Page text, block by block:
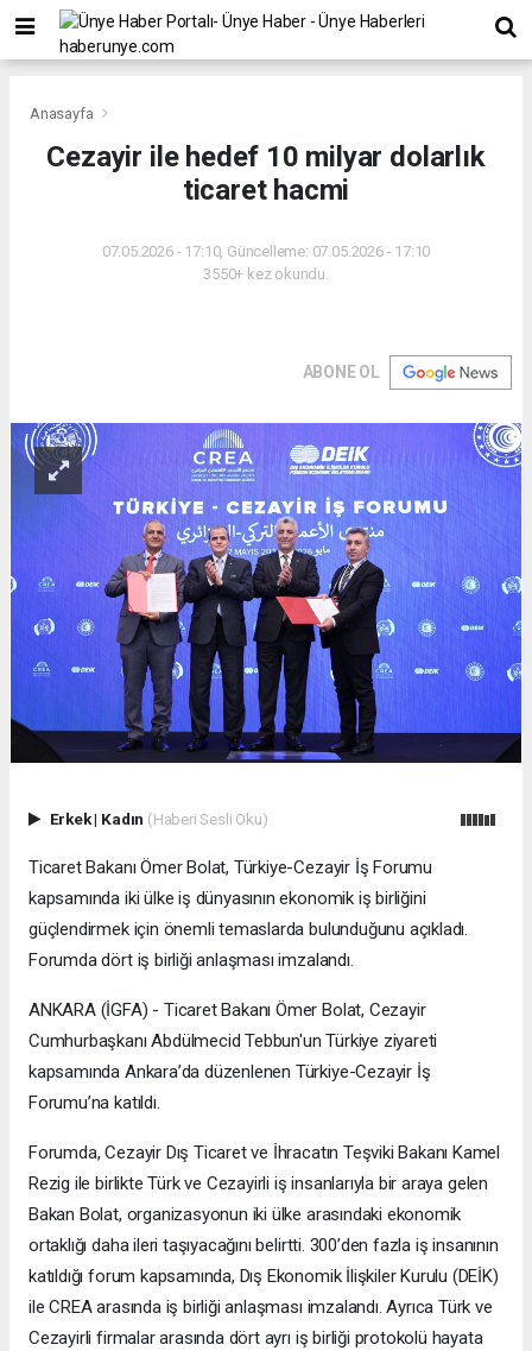
Anasayfa
Cezayir ile hedef 10 milyar dolarlık
ticaret hacmi
07.05.2026 - 17:10, Güncelleme: 07.05.2026 - 17:10
3550+ kez okundu.
ABONE OL
Erkek| Kadın (Haberi Sesli Oku)
Ticaret Bakanı Ömer Bolat, Türkiye-Cezayir İş Forumu
kapsamında iki ülke iş dünyasının ekonomik iş birliğini
güçlendirmek için önemli temaslarda bulunduğunu açıkladı.
Forumda dört iş birliği anlaşması imzalandı.
ANKARA (İGFA) - Ticaret Bakanı Ömer Bolat, Cezayir
Cumhurbaşkanı Abdülmecid Tebbun'un Türkiye ziyareti
kapsamında Ankara’da düzenlenen Türkiye-Cezayir İş
Forumu’na katıldı.
Forumda, Cezayir Dış Ticaret ve İhracatın Teşviki Bakanı Kamel
Rezig ile birlikte Türk ve Cezayirli iş insanlarıyla bir araya gelen
Bakan Bolat, organizasyonun iki ülke arasındaki ekonomik
ortaklığı daha ileri taşıyacağını belirtti. 300’den fazla iş insanının
katıldığı forum kapsamında, Dış Ekonomik İlişkiler Kurulu (DEİK)
ile CREA arasında iş birliği anlaşması imzalandı. Ayrıca Türk ve
Cezayirli firmalar arasında dört ayrı iş birliği protokolü hayata